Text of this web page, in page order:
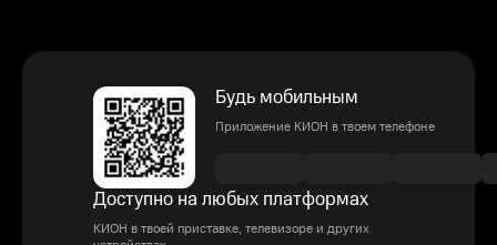
Будь мобильным
Приложение КИОН в твоем телефоне
Доступно на любых платформах
КИОН в твоей приставке, телевизоре и других